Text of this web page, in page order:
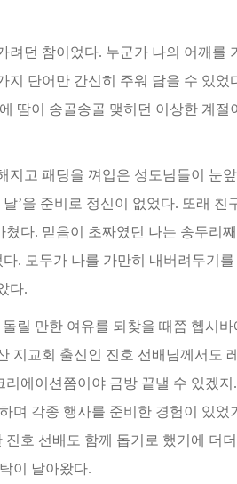
던 참이었다. 누군가 나의 어깨를
지 단어만 간신히 주워 담을 수 있었
땀이 송골송골 맺히던 이상한 계
지고 패딩을 껴입은 성도님들이 눈
’을 준비로 정신이 없었다. 또래 친
다. 믿음이 초짜였던 나는 송두리
. 모두가 나를 가만히 내버려두기
다.
릴 만한 여유를 되찾을 때쯤 헵시바
지교회 출신인 진호 선배님께서도
리에이션쯤이야 금방 끝낼 수 있겠
며 각종 행사를 준비한 경험이 있었
진호 선배도 함께 돕기로 했기에 더
이 날아왔다.